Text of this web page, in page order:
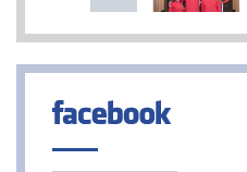
보조 계
으신
담당업
약기
공유하기
[2024
가 양